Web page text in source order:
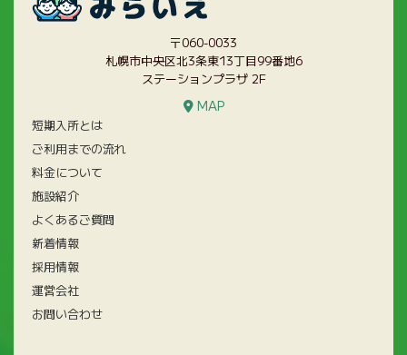
〒060-0033
札幌市中央区北3条東13丁目99番地6
ステーションプラザ 2F
MAP
短期入所とは
ご利用までの流れ
料金について
施設紹介
よくあるご質問
新着情報
採用情報
運営会社
お問い合わせ